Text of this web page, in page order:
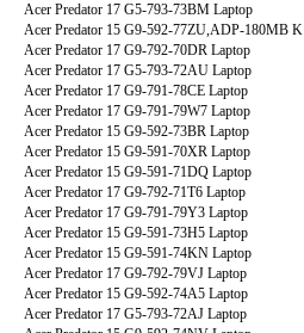
Acer Predator 17 G5-793-73BM Laptop
Acer Predator 15 G9-592-77ZU,ADP-180MB K
Acer Predator 17 G9-792-70DR Laptop
Acer Predator 17 G5-793-72AU Laptop
Acer Predator 17 G9-791-78CE Laptop
Acer Predator 17 G9-791-79W7 Laptop
Acer Predator 15 G9-592-73BR Laptop
Acer Predator 15 G9-591-70XR Laptop
Acer Predator 15 G9-591-71DQ Laptop
Acer Predator 17 G9-792-71T6 Laptop
Acer Predator 17 G9-791-79Y3 Laptop
Acer Predator 15 G9-591-73H5 Laptop
Acer Predator 15 G9-591-74KN Laptop
Acer Predator 17 G9-792-79VJ Laptop
Acer Predator 15 G9-592-74A5 Laptop
Acer Predator 17 G5-793-72AJ Laptop